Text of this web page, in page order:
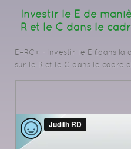
Investir le E de
R et le C dans le
E=RC+ - Investir le E (dans
sur le R et le C dans le cadre